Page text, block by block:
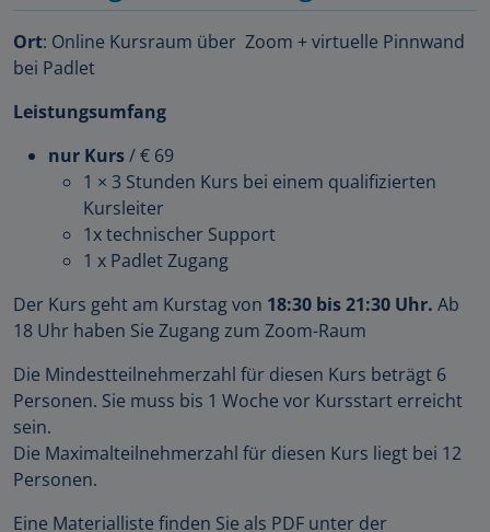
Ort: Online Kursraum über Zoom + virtuelle Pinnwand
bei Padlet
Leistungsumfang
nur Kurs/ € 69
1 × 3 Stunden Kurs bei einem qualifizierten
Kursleiter
1x technischer Support
1 x Padlet Zugang
Der Kurs geht am Kurstag von 18:30 bis 21:30 Uhr. Ab
18 Uhr haben Sie Zugang zum Zoom-Raum
Die Mindestteilnehmerzahl für diesen Kurs beträgt 6
Personen. Sie muss bis 1 Woche vor Kursstart erreicht
sein.
Die Maximalteilnehmerzahl für diesen Kurs liegt bei 12
Personen.
Eine Materialliste finden Sie als PDF unter der